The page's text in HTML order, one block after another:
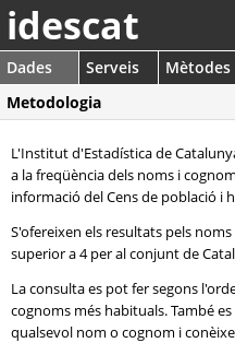
idescat
Dades Serveis Mètodes
Metodologia
L'Institut d'Estadística de
a la freqüència dels noms i
informació del Cens de població i
S'ofereixen els resultats pels
superior a 4 per al conjunt de
La consulta es pot fer segons
cognoms més habituals. També
qualsevol nom o cognom i